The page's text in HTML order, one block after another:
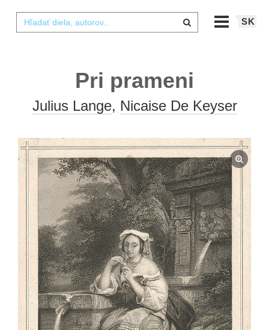
SK
Pri prameni
Julius Lange, Nicaise De Keyser